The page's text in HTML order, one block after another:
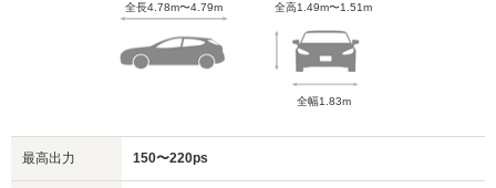
全長4.78m〜4.79m 全高1.49m〜1.51m
全幅1.83m
最高出力 150〜220ps